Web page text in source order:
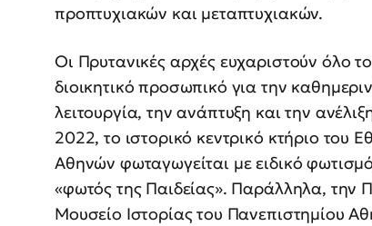
προπτυχιακών και μεταπτυχιακών.
Οι Πρυτανικές αρχές ευχαριστούν όλο
διοικητικό προσωπικό για την
λειτουργία, την ανάπτυξη και την
2022, το ιστορικό κεντρικό κτήριο του
Αθηνών φωταγωγείται με ειδικό
«φωτός της Παιδείας». Παράλληλα, την
Μουσείο Ιστορίας του Πανεπιστημίου